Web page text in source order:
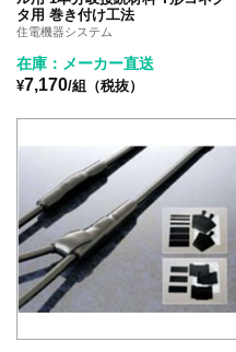
タ用 巻き付け工法
住電機器システム
在庫：メーカー直送
¥7,170/組（税抜）